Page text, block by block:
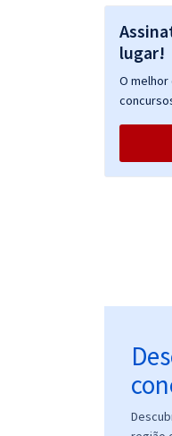
Conteúdo gratuito
lugar!
O